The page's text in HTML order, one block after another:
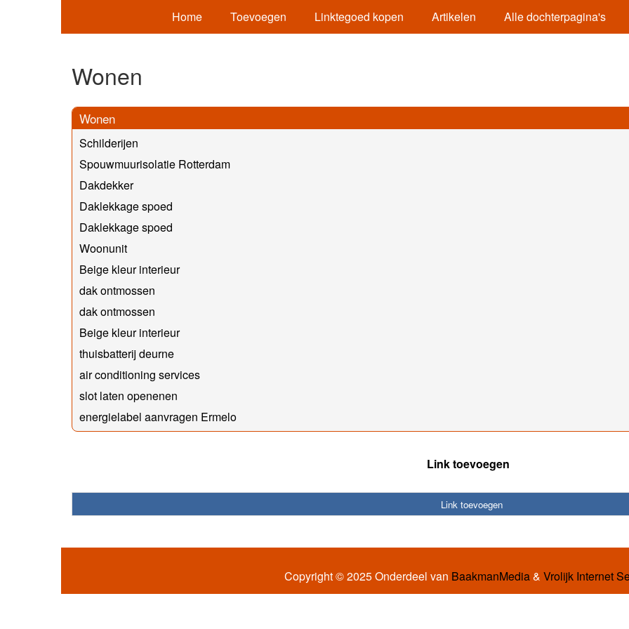
Home Toevoegen Linktegoed kopen Artikelen Alle dochterpagina's
Wonen
Wonen
Schilderijen
Spouwmuurisolatie Rotterdam
Dakdekker
Daklekkage spoed
Daklekkage spoed
Woonunit
Beige kleur interieur
dak ontmossen
dak ontmossen
Beige kleur interieur
thuisbatterij deurne
air conditioning services
slot laten openenen
energielabel aanvragen Ermelo
Link toevoegen
Link toevoegen
Copyright © 2025 Onderdeel van BaakmanMedia& Vrolijk Internet